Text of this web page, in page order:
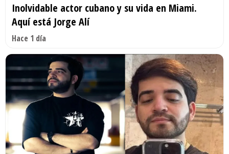
Inolvidable actor cubano y su vida en Miami.
Aquí está Jorge Alí
Hace 1 día